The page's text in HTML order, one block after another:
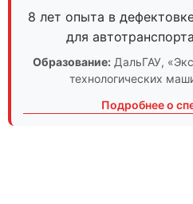
8 лет опыта в
для
Образование: ДальГАУ,
технологических
Подробнее о